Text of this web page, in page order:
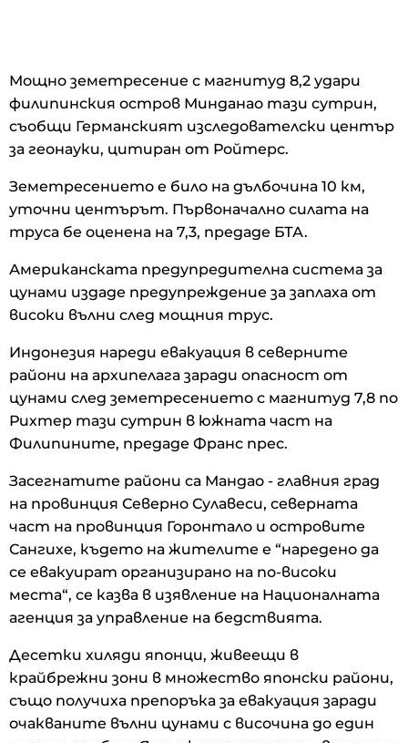
Мощно земетресение с магнитуд 8,2 удари
филипинския остров Минданао тази сутрин,
съобщи Германският изследователски център
за геонауки, цитиран от Ройтерс.
Земетресението е било на дълбочина 10 км,
уточни центърът. Първоначално силата на
труса бе оценена на 7,3, предаде БТА.
Американската предупредителна система за
цунами издаде предупреждение за заплаха от
високи вълни след мощния трус.
Индонезия нареди евакуация в северните
райони на архипелага заради опасност от
цунами след земетресението с магнитуд 7,8 по
Рихтер тази сутрин в южната част на
Филипините, предаде Франс прес.
Засегнатите райони са Мандао - главния град
на провинция Северно Сулавеси, северната
част на провинция Горонтало и островите
Сангихе, където на жителите е “наредено да
се евакуират организирано на по-високи
места“, се казва в изявление на Националната
агенция за управление на бедствията.
Десетки хиляди японци, живеещи в
крайбрежни зони в множество японски райони,
също получиха препоръка за евакуация заради
очакваните вълни цунами с височина до един